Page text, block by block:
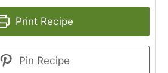
Print Recipe
Pin Recipe